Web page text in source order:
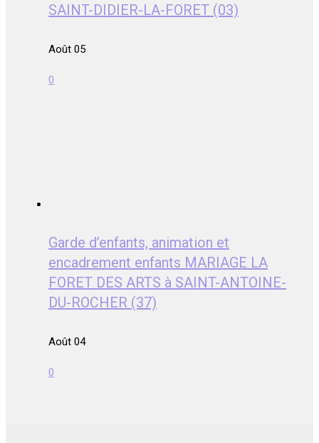
SAINT-DIDIER-LA-FORET (03)
Août 05
0
Garde d’enfants, animation et
encadrement enfants MARIAGE LA
FORET DES ARTS à SAINT-ANTOINE-
DU-ROCHER (37)
Août 04
0